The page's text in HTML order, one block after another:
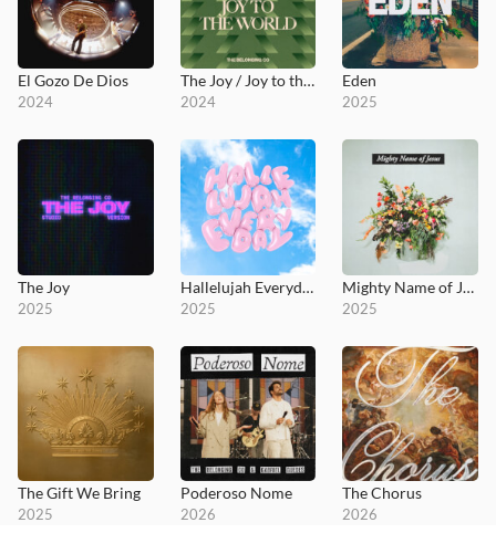
El Gozo De Dios
2024
The Joy / Joy to the World
2024
Eden
2025
The Joy
2025
Hallelujah Everyday
2025
Mighty Name of Jesus (Live)
2025
The Gift We Bring
2025
Poderoso Nome
2026
The Chorus
2026